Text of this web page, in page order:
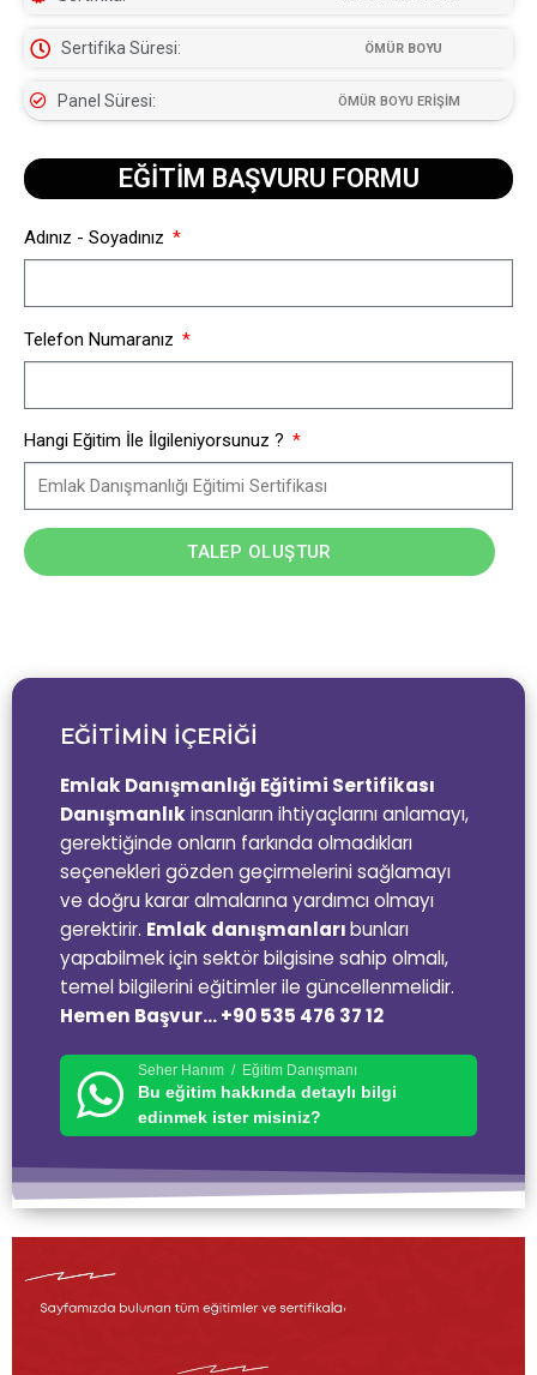
EĞİTİMİN İÇERİĞİ
Emlak Danışmanlığı Eğitimi Sertifikası
Danışmanlıkinsanların ihtiyaçlarını anlamayı,
gerektiğinde onların farkında olmadıkları
seçenekleri gözden geçirmelerini sağlamayı
ve doğru karar almalarına yardımcı olmayı
gerektirir. Emlak danışmanlarıbunları
yapabilmek için sektör bilgisine sahip olmalı,
temel bilgilerini eğitimler ile güncellenmelidir.
Hemen Başvur… +90 535 476 37 12
Seher Hanım / Eğitim Danışmanı
Bu eğitim hakkında detaylı bilgi
edinmek ister misiniz?
Sertifika Süresi: ÖMÜR BOYU
Panel Süresi: ÖMÜR BOYU ERİŞİM
EĞİTİM BAŞVURU FORMU​
Adınız - Soyadınız
Telefon Numaranız
Hangi Eğitim İle İlgileniyorsunuz ?
TALEP OLUŞTUR